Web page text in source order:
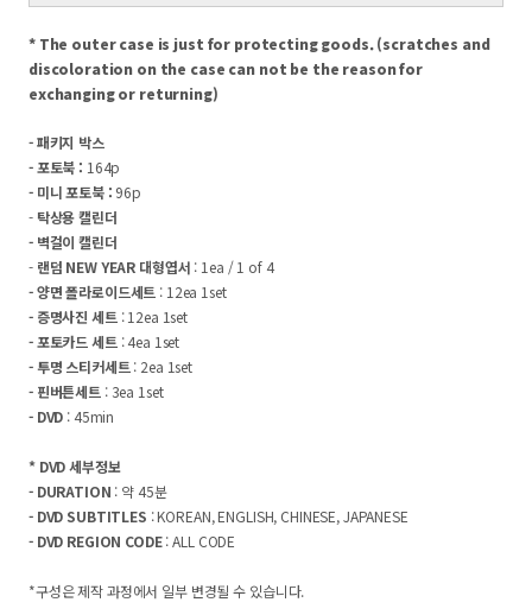
* The outer case is just for protecting goods. (scratches and
discoloration on the case can not be the reason for
exchanging or returning)
- 패키지 박스
- 포토북 : 164p
- 미니 포토북 : 96p
-탁상용 캘린더
- 벽걸이 캘린더
- 랜덤 NEW YEAR 대형엽서 : 1ea / 1 of 4
- 양면 폴라로이드세트 : 12ea 1set
- 증명사진 세트 : 12ea 1set
- 포토카드 세트 : 4ea 1set
- 투명 스티커세트: 2ea 1set
- 핀버튼세트 : 3ea 1set
- DVD : 45min
* DVD 세부정보
- DURATION : 약 45분
- DVD SUBTITLES : KOREAN, ENGLISH, CHINESE, JAPANESE
- DVD REGION CODE: ALL CODE
*구성은 제작 과정에서 일부 변경될 수 있습니다.